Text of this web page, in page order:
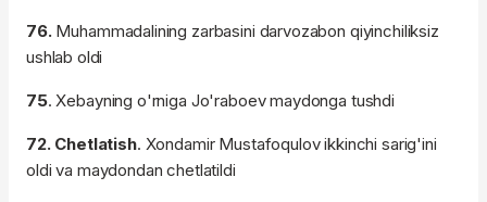
76.Muhammadalining zarbasini darvozabon qiyinchiliksiz
ushlab oldi
75. Xebayning o'rniga Jo'raboev maydonga tushdi
72. Chetlatish. Xondamir Mustafoqulov ikkinchi sarig'ini
oldi va maydondan chetlatildi